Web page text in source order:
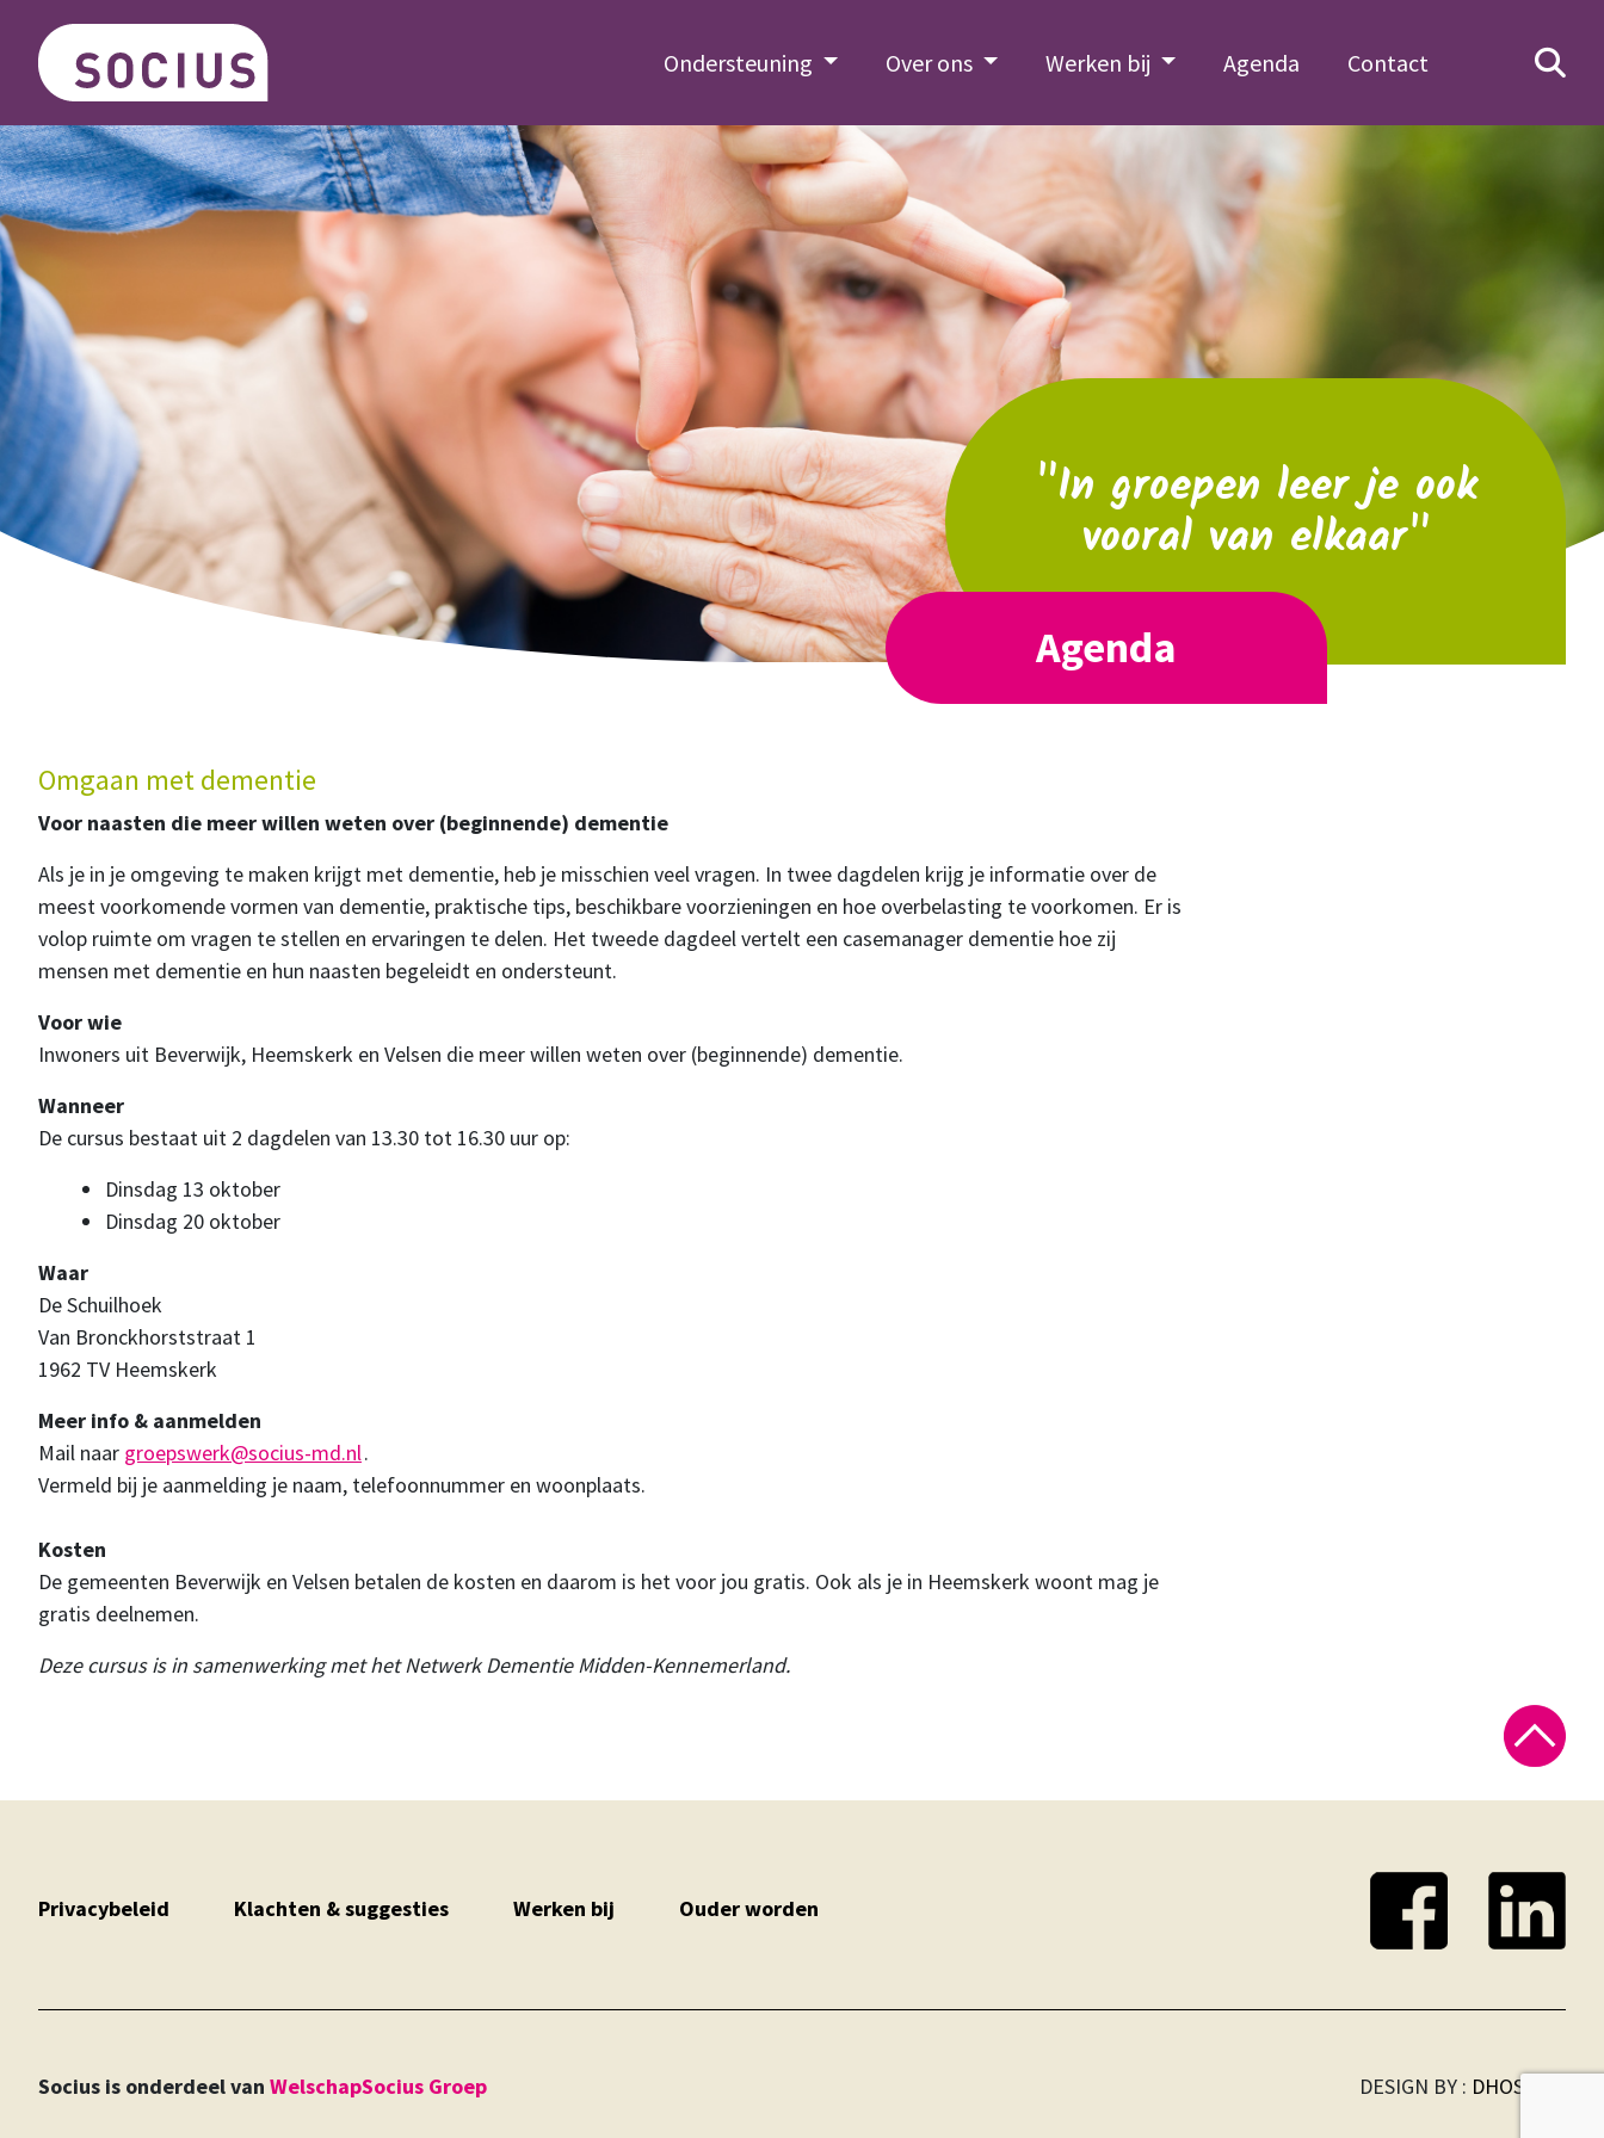
Ondersteuning Over ons Werken bij Agenda Contact
"In groepen leer je ook
vooral van elkaar"
Agenda
Omgaan met dementie
Voor naasten die meer willen weten over (beginnende) dementie
Als je in je omgeving te maken krijgt met dementie, heb je misschien veel vragen. In twee dagdelen krijg je informatie over de
meest voorkomende vormen van dementie, praktische tips, beschikbare voorzieningen en hoe overbelasting te voorkomen. Er is
volop ruimte om vragen te stellen en ervaringen te delen. Het tweede dagdeel vertelt een casemanager dementie hoe zij
mensen met dementie en hun naasten begeleidt en ondersteunt.
Voor wie
Inwoners uit Beverwijk, Heemskerk en Velsen die meer willen weten over (beginnende) dementie.
Wanneer
De cursus bestaat uit 2 dagdelen van 13.30 tot 16.30 uur op:
Dinsdag 13 oktober
Dinsdag 20 oktober
Waar
De Schuilhoek
Van Bronckhorststraat 1
1962 TV Heemskerk
Meer info & aanmelden
Mail naar groepswerk@socius-md.nl.
Vermeld bij je aanmelding je naam, telefoonnummer en woonplaats.
Kosten
De gemeenten Beverwijk en Velsen betalen de kosten en daarom is het voor jou gratis. Ook als je in Heemskerk woont mag je
gratis deelnemen.
Deze cursus is in samenwerking met het Netwerk Dementie Midden-Kennemerland.
Privacybeleid Klachten & suggesties Werken bij Ouder worden
Socius is onderdeel van WelschapSocius Groep DESIGN BY : DHOST BV